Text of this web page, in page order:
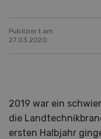
Publiziert am
27.03.2020
2019 war ein
die
ersten Halbjahr